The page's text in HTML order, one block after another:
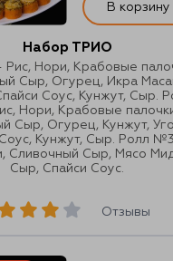
Отзывы
Набор ТРИО
Нори, Крабовые
Сыр, Огурец, Икра
Соус, Кунжут, Сыр.
Нори, Крабовые
Сыр, Огурец, Кунжут,
Кунжут, Сыр. Ролл
Сливочный Сыр, Мясо
Сыр, Спайси Соус.
В корзину